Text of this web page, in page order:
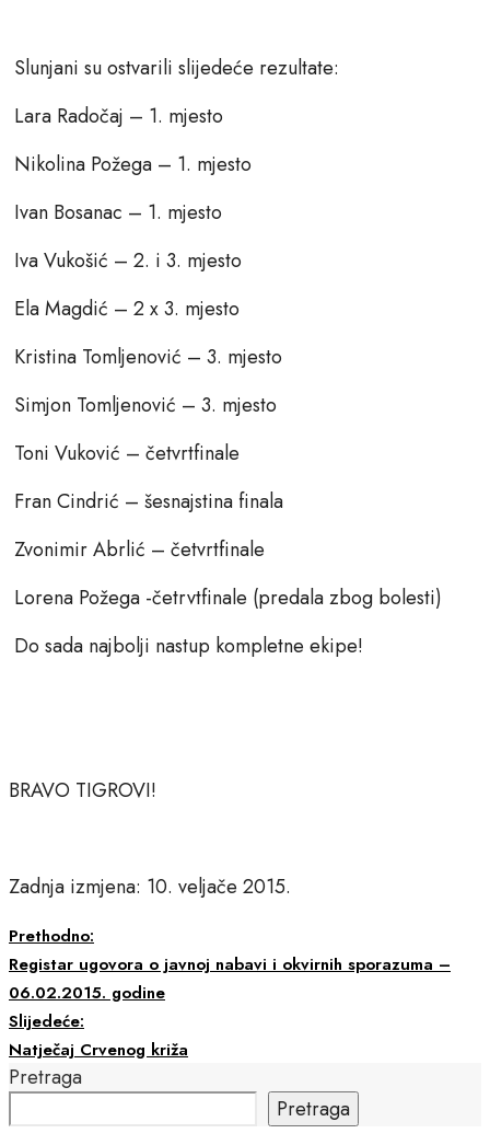
Slunjani su ostvarili slijedeće rezultate:
Lara Radočaj – 1. mjesto
Nikolina Požega – 1. mjesto
Ivan Bosanac – 1. mjesto
Iva Vukošić – 2. i 3. mjesto
Ela Magdić – 2 x 3. mjesto
Kristina Tomljenović – 3. mjesto
Simjon Tomljenović – 3. mjesto
Toni Vuković – četvrtfinale
Fran Cindrić – šesnajstina finala
Zvonimir Abrlić – četvrtfinale
Lorena Požega -četrvtfinale (predala zbog bolesti)
Do sada najbolji nastup kompletne ekipe!
BRAVO TIGROVI!
Zadnja izmjena: 10. veljače 2015.
Prethodno:
Registar ugovora o javnoj nabavi i okvirnih sporazuma –
06.02.2015. godine
Slijedeće:
Natječaj Crvenog križa
Pretraga
Pretraga